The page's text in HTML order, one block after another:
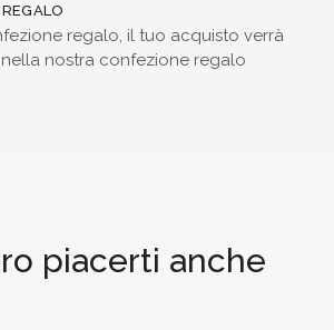
regalo, il tuo acquisto verrà
nostra confezione regalo
piacerti anche